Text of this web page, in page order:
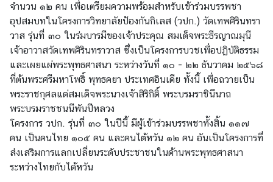
ร
า
|
A
b
o
u
t
U
s
จำนวน ๑๒ คน เพื่อเตรียมความพร้อมสำหรับเข้าร่วมบรรพชา
อุปสมบทในโครงการวิทยาลัยป้องกันกิเลส (วปก.) วัดเทพศิรินทรา
วาส รุ่นที่ ๓๐ ในร่มบารมีของเจ้าประคุณ สมเด็จพระธีรญาณมุนี
เจ้าอาวาสวัดเทพศิรินทราวาส ซึ่งเป็นโครงการบวชเพื่อปฏิบัติธรรม
และเผยแผ่พระพุทธศาสนา ระหว่างวันที่ ๑๐ - ๒๒ ธันวาคม ๒๕๖๘
ที่ต้นพระศรีมหาโพธิ์ พุทธคยา ประเทศอินเดีย ทั้งนี้ เพื่อถวายเป็น
พระราชกุศลแด่สมเด็จพระนางเจ้าสิริกิติ์ พระบรมราชินีนาถ
พระบรมราชชนนีพันปีหลวง
โครงการ วปก. รุ่นที่ ๓๐ ในปีนี้ มีผู้เข้าร่วมบรรพชาทั้งสิ้น ๑๑๗
คน เป็นคนไทย ๑๐๕ คน และคนไต้หวัน ๑๒ คน อันเป็นโครงการที่
ส่งเสริมการแลกเปลี่ยนระดับประชาชนในด้านพระพุทธศาสนา
ระหว่างไทยกับไต้หวัน